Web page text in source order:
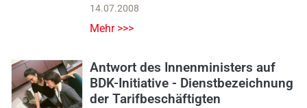
14.07.2008
Mehr >>>
Antwort des Innenministers auf
BDK-Initiative - Dienstbezeichnung
der Tarifbeschäftigten